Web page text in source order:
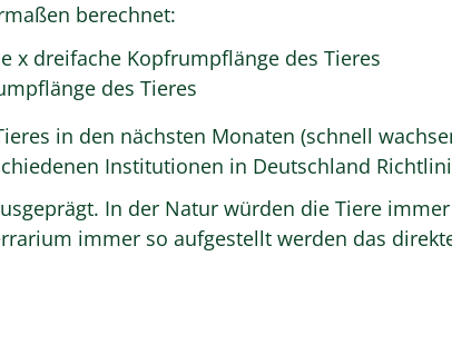
berechnet:
x dreifache Kopfrumpflänge des Tieres
des Tieres
in den nächsten Monaten (schnell
Institutionen in Deutschland
In der Natur würden die Tiere
immer so aufgestellt werden das